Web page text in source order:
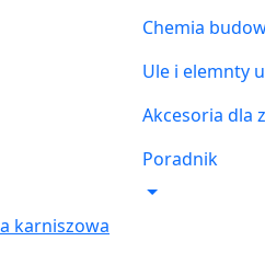
Chemia
Ule i elemnty
Akcesoria dla
Poradnik
karniszowa